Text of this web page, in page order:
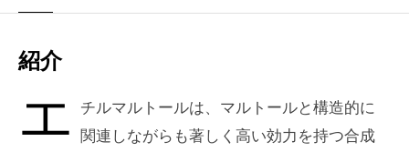
紹介
エ
チルマルトールは、マルトールと構造的に
関連しながらも著しく高い効力を持つ合成